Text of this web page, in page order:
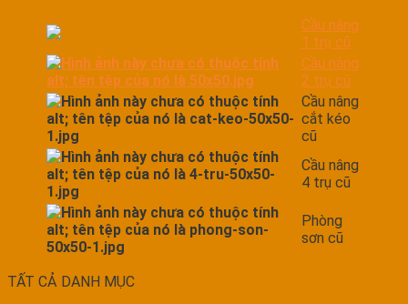
Cầu nâng
1 trụ cũ
Cầu nâng
2 trụ cũ
Cầu nâng
cắt kéo
cũ
Cầu nâng
4 trụ cũ
Phòng
sơn cũ
TẤT CẢ DANH MỤC